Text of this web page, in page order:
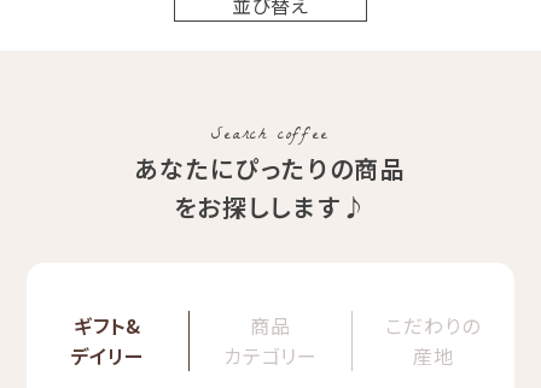
Search coffee
あなたにぴったりの商品
をお探しします♪
ギフト&
デイリー
商品
カテゴリー
こだわりの
産地